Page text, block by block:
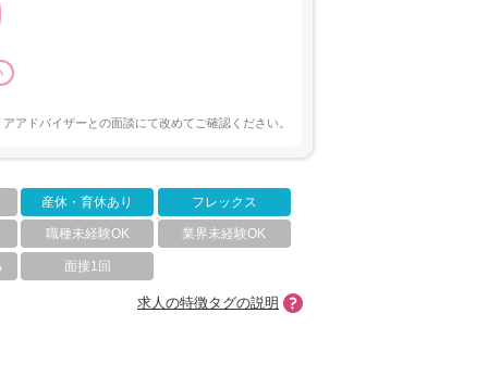
アドバイザーとの面談にて改めてご確認ください。
産休・育休あり フレックス
職種未経験OK 業界未経験OK
面接1回
求人の特徴タグの説明